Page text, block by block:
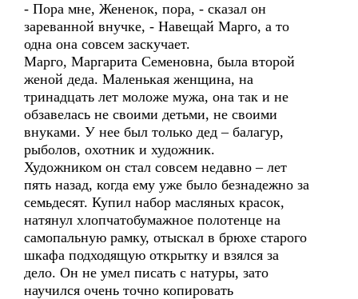
- Пора мне, Жененок, пора, - сказал он
зареванной внучке, - Навещай Марго, а то
одна она совсем заскучает.
Марго, Маргарита Семеновна, была второй
женой деда. Маленькая женщина, на
тринадцать лет моложе мужа, она так и не
обзавелась не своими детьми, не своими
внуками. У нее был только дед – балагур,
рыболов, охотник и художник.
Художником он стал совсем недавно – лет
пять назад, когда ему уже было безнадежно за
семьдесят. Купил набор масляных красок,
натянул хлопчатобумажное полотенце на
самопальную рамку, отыскал в брюхе старого
шкафа подходящую открытку и взялся за
дело. Он не умел писать с натуры, зато
научился очень точно копировать